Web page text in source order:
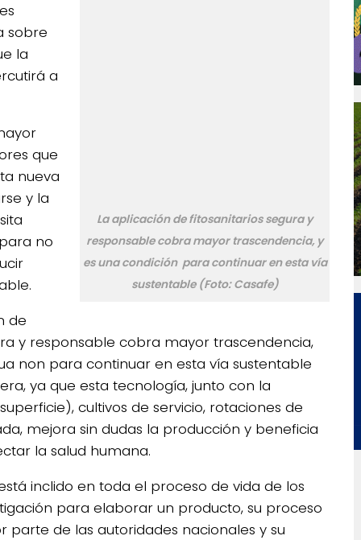
La aplicación de fitosanitarios segura y
responsable cobra mayor trascendencia, y
es una condición para continuar en esta vía
sustentable (Foto: Casafe)
sobre
la
a
que
nueva
y la
no
de
y responsable cobra mayor trascendencia,
non para continuar en esta vía sustentable
ya que esta tecnología, junto con la
cultivos de servicio, rotaciones de
mejora sin dudas la producción y beneficia
la salud humana.
inclido en toda el proceso de vida de los
para elaborar un producto, su proceso
de las autoridades nacionales y su